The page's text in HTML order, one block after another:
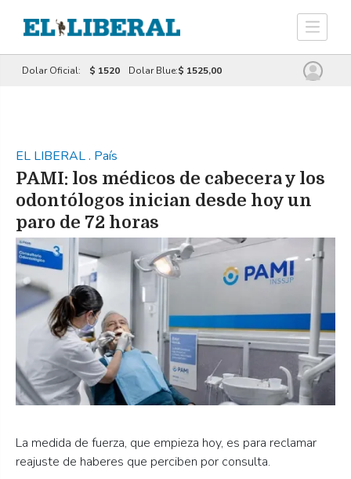
Dolar Oficial: $ 1520 Dolar Blue:$ 1525,00
EL LIBERAL. País
PAMI: los médicos de cabecera y los
odontólogos inician desde hoy un
paro de 72 horas
La medida de fuerza, que empieza hoy, es para reclamar
reajuste de haberes que perciben por consulta.